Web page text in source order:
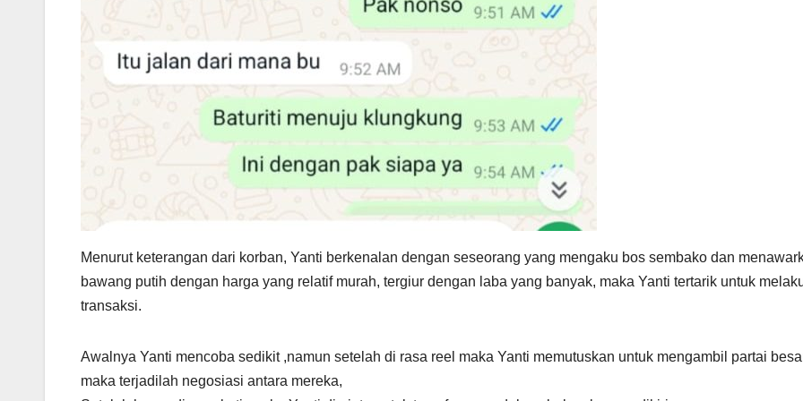
Menurut keterangan dari korban, Yanti berkenalan dengan seseorang yang mengaku bos sembako dan
bawang putih dengan harga yang relatif murah, tergiur dengan laba yang banyak, maka Yanti tertarik untuk
transaksi.
Awalnya Yanti mencoba sedikit ,namun setelah di rasa reel maka Yanti memutuskan untuk mengambil partai
maka terjadilah negosiasi antara mereka,